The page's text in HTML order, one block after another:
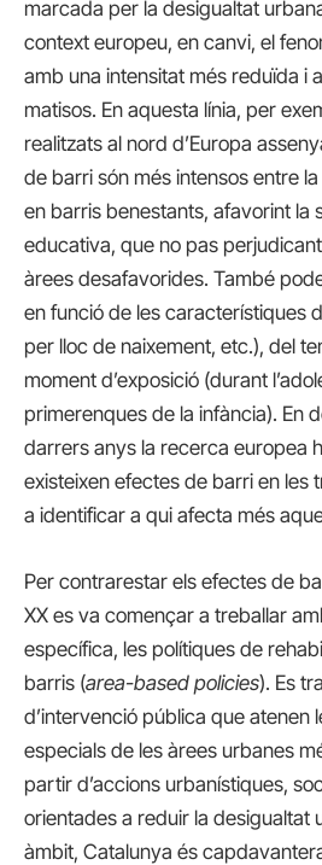
marcada per la desigualtat
context europeu, en canvi, el
amb una intensitat més reduïda i
matisos. En aquesta línia, per
realitzats al nord d’Europa
de barri són més intensos entre
en barris benestants, afavorint la
educativa, que no pas
àrees desafavorides. També
en funció de les característiques
per lloc de naixement, etc.), del
moment d’exposició (durant
primerenques de la infància). En
darrers anys la recerca europea
existeixen efectes de barri en les
a identificar a qui afecta més
Per contrarestar els efectes de
XX es va començar a treballar
específica, les polítiques de
barris (area-based policies). Es
d’intervenció pública que atenen
especials de les àrees urbanes
partir d’accions urbanístiques,
orientades a reduir la desigualtat
àmbit, Catalunya és